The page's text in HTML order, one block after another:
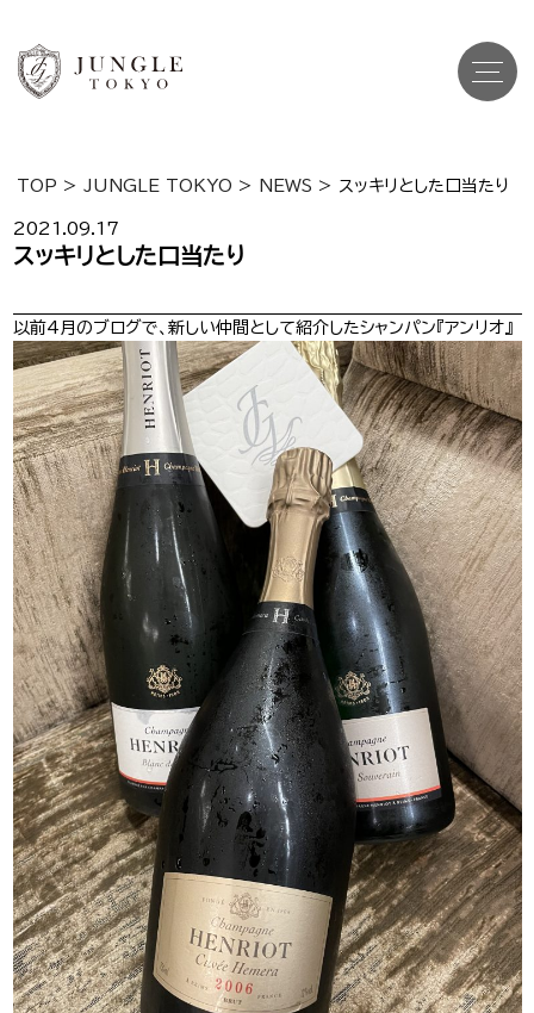
Gravure グラビア
Recruit Cast キャスト求人
Recruit Staff スタッフ求人
Shop Info 店舗一覧
J-Tokyo
Entertainment
プロダクション事業
TOP > JUNGLE TOKYO > NEWS > スッキリとした口当たり
2021.09.17
スッキリとした口当たり
以前4月のブログで、新しい仲間として紹介したシャンパン『アンリオ』